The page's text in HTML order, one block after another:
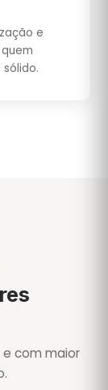
e
e com maior